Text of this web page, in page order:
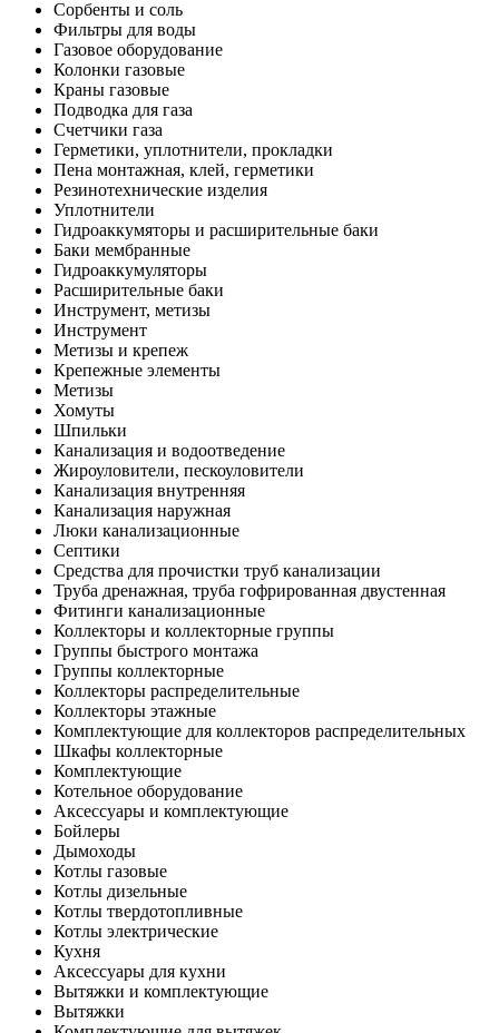
Сорбенты и соль
Фильтры для воды
Газовое оборудование
Колонки газовые
Краны газовые
Подводка для газа
Счетчики газа
Герметики, уплотнители, прокладки
Пена монтажная, клей, герметики
Резинотехнические изделия
Уплотнители
Гидроаккумяторы и расширительные баки
Баки мембранные
Гидроаккумуляторы
Расширительные баки
Инструмент, метизы
Инструмент
Метизы и крепеж
Крепежные элементы
Метизы
Хомуты
Шпильки
Канализация и водоотведение
Жироуловители, пескоуловители
Канализация внутренняя
Канализация наружная
Люки канализационные
Септики
Средства для прочистки труб канализации
Труба дренажная, труба гофрированная двустенная
Фитинги канализационные
Коллекторы и коллекторные группы
Группы быстрого монтажа
Группы коллекторные
Коллекторы распределительные
Коллекторы этажные
Комплектующие для коллекторов распределительных
Шкафы коллекторные
Комплектующие
Котельное оборудование
Аксессуары и комплектующие
Бойлеры
Дымоходы
Котлы газовые
Котлы дизельные
Котлы твердотопливные
Котлы электрические
Кухня
Аксессуары для кухни
Вытяжки и комплектующие
Вытяжки